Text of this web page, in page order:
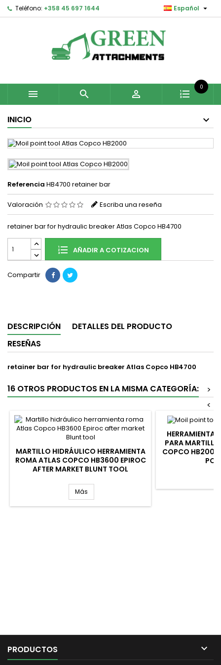
Teléfono: +358 45 697 1644 Español 
  
0
INICIO
Referencia HB4700 retainer bar
Valoración Escriba una reseña
retainer bar for hydraulic breaker Atlas Copco HB4700
AÑADIR A COTIZACION
Compartir
DESCRIPCIÓN
DETALLES DEL PRODUCTO
RESEÑAS
retainer bar for hydraulic breaker Atlas Copco HB4700
16 OTROS PRODUCTOS EN LA MISMA CATEGORÍA:
>
<
MARTILLO HIDRÁULICO HERRAMIENTA
ROMA ATLAS COPCO HB3600 EPIROC
AFTER MARKET BLUNT TOOL
Más
HERRAMIENTA
PARA
COPCO HB2000
PRODUCTOS 